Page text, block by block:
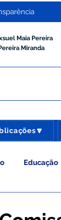
Maia Pereira
Miranda
Educação